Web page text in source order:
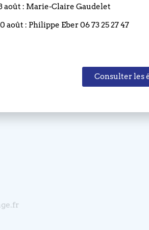
août : Marie-Claire Gaudelet
août : Philippe Eber 06 73 25 27 47
Consulter les